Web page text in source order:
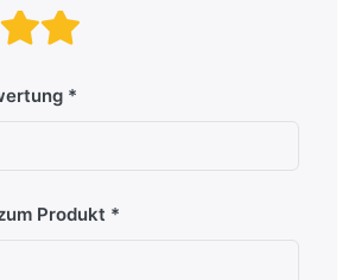
Bewertung: 4 von
Bewertung: 3 von 5
2 von 5
1 von 5
Produkt